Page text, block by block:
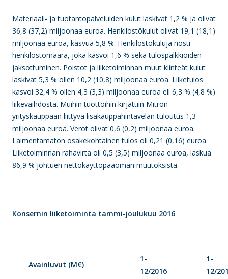
Materiaali- ja tuotantopalveluiden kulut laskivat 1,2 % ja olivat
36,8 (37,2) miljoonaa euroa. Henkilöstökulut olivat 19,1 (18,1)
miljoonaa euroa, kasvua 5,8 %. Henkilöstökuluja nosti
henkilöstömäärä, joka kasvoi 1,6 % sekä tulospalkkioiden
jaksottuminen. Poistot ja liiketoiminnan muut kiinteät kulut
laskivat 5,3 % ollen 10,2 (10,8) miljoonaa euroa. Liiketulos
kasvoi 32,4 % ollen 4,3 (3,3) miljoonaa euroa eli 6,3 % (4,8 %)
liikevaihdosta. Muihin tuottoihin kirjattiin Mitron-
yrityskauppaan liittyvä lisäkauppahintavelan tuloutus 1,3
miljoonaa euroa. Verot olivat 0,6 (0,2) miljoonaa euroa.
Laimentamaton osakekohtainen tulos oli 0,21 (0,16) euroa.
Liiketoiminnan rahavirta oli 0,5 (3,5) miljoonaa euroa, laskua
86,9 % johtuen nettokäyttöpääoman muutoksista.
Konsernin liiketoiminta tammi-joulukuu 2016
Avainluvut (M€)
1-
12/2016
1-
12/